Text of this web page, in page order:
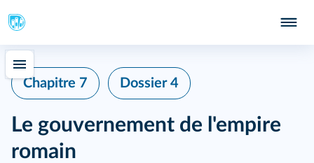
Chapitre 7 Dossier 4
Le gouvernement de l'empire
romain